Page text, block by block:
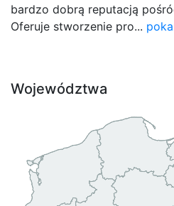
bardzo dobrą reputacją
Oferuje stworzenie pro...
Województwa